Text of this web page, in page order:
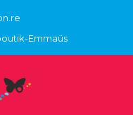
Emmaüs